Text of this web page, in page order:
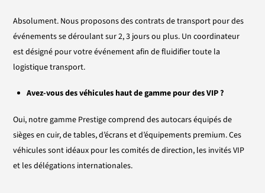
Absolument. Nous proposons des contrats de transport pour des
événements se déroulant sur 2, 3 jours ou plus. Un coordinateur
est désigné pour votre événement afin de fluidifier toute la
logistique transport.
Avez-vous des véhicules haut de gamme pour des VIP ?
Oui, notre gamme Prestige comprend des autocars équipés de
sièges en cuir, de tables, d’écrans et d’équipements premium. Ces
véhicules sont idéaux pour les comités de direction, les invités VIP
et les délégations internationales.